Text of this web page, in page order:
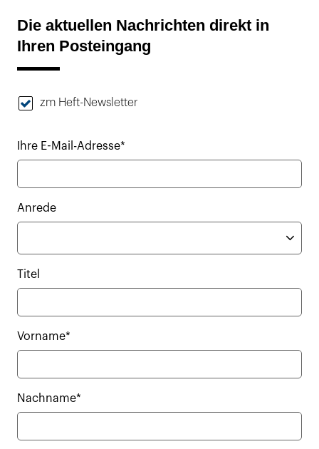
Die aktuellen Nachrichten direkt in
Ihren Posteingang
zm Heft-Newsletter
Ihre E-Mail-Adresse*
Anrede
Titel
Vorname*
Nachname*